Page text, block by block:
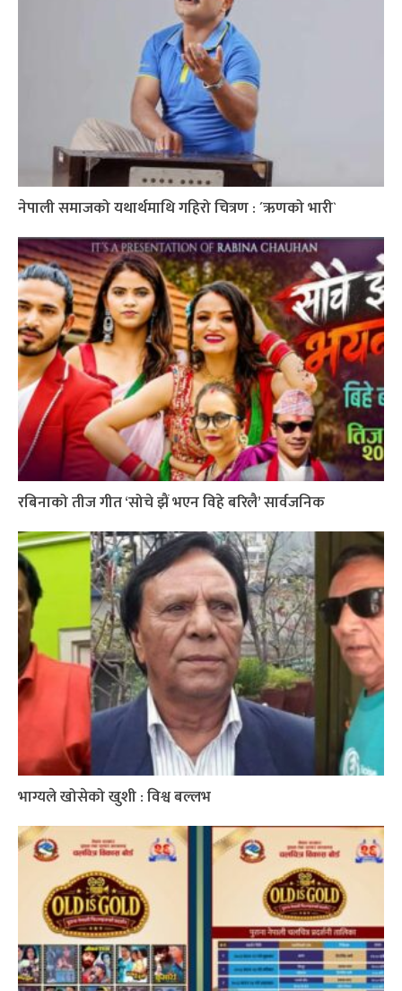
नेपाली समाजको यथार्थमाथि गहिरो चित्रण : ´ऋणको भारी`
रबिनाको तीज गीत ‘सोचे झैं भएन विहे बरिलै’ सार्वजनिक
भाग्यले खोसेको खुशी : विश्व बल्लभ